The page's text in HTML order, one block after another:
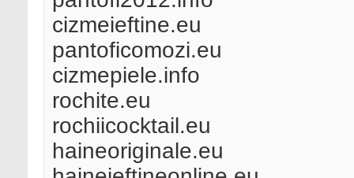
cizmeieftine.eu
pantoficomozi.eu
cizmepiele.info
rochite.eu
rochiicocktail.eu
haineoriginale.eu